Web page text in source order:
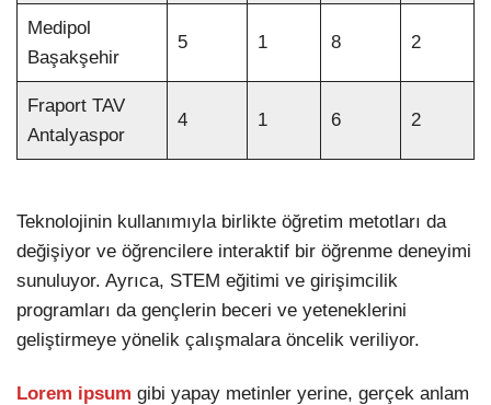
Medipol
Başakşehir
5 1 8 2
Fraport TAV
Antalyaspor
4 1 6 2
Teknolojinin kullanımıyla birlikte öğretim metotları da
değişiyor ve öğrencilere interaktif bir öğrenme deneyimi
sunuluyor. Ayrıca, STEM eğitimi ve girişimcilik
programları da gençlerin beceri ve yeteneklerini
geliştirmeye yönelik çalışmalara öncelik veriliyor.
Lorem ipsum gibi yapay metinler yerine, gerçek anlam